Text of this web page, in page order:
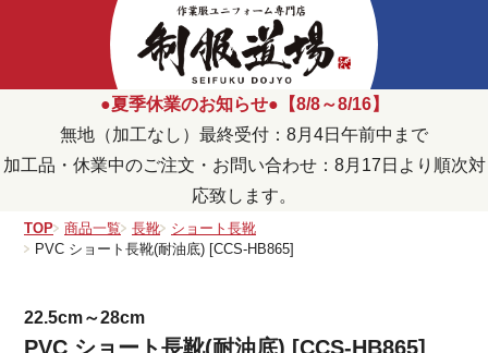
●夏季休業のお知らせ●【8/8～8/16】
無地（加工なし）最終受付：8月4日午前中まで
加工品・休業中のご注文・お問い合わせ：8月17日より順次対
応致します。
TOP 商品一覧 長靴
ショート長靴
PVC ショート長靴(耐油底) [CCS-HB865]
22.5cm～28cm
PVC ショート長靴(耐油底) [CCS-HB865]